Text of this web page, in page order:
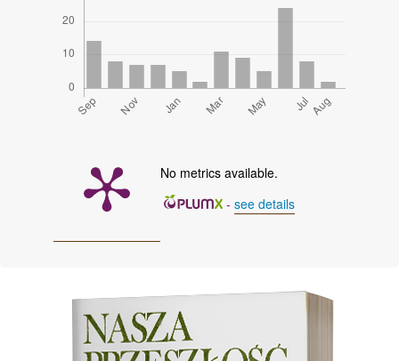
No metrics available.
- see details